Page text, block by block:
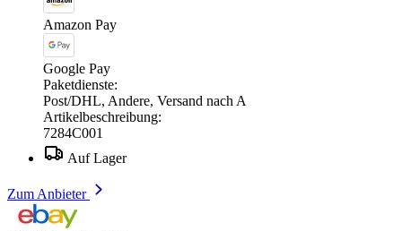
Amazon Pay
Google Pay
Paketdienste:
Post/DHL, Andere, Versand nach A
Artikelbeschreibung:
7284C001
Auf Lager
Zum Anbieter